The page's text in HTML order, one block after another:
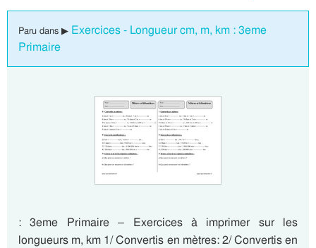
Paru dans ▶ Exercices - Longueur cm, m, km : 3eme
Primaire
: 3eme Primaire – Exercices à imprimer sur les
longueurs m, km 1/ Convertis en mètres: 2/ Convertis en